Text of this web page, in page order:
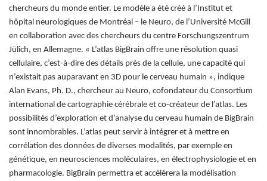
chercheurs du monde entier. Le modèle a été créé à l’Institut et
hôpital neurologiques de Montréal – le Neuro, de l’Université McGill
en collaboration avec des chercheurs du centre Forschungszentrum
Jülich, en Allemagne. « L’atlas BigBrain offre une résolution quasi
cellulaire, c’est-à-dire des détails près de la cellule, une capacité qui
n’existait pas auparavant en 3D pour le cerveau humain », indique
Alan Evans, Ph. D., chercheur au Neuro, cofondateur du Consortium
international de cartographie cérébrale et co-créateur de l’atlas. Les
possibilités d’exploration et d’analyse du cerveau humain de BigBrain
sont innombrables. L’atlas peut servir à intégrer et à mettre en
corrélation des données de diverses modalités, par exemple en
génétique, en neurosciences moléculaires, en électrophysiologie et en
pharmacologie. BigBrain permettra et accélérera la modélisation